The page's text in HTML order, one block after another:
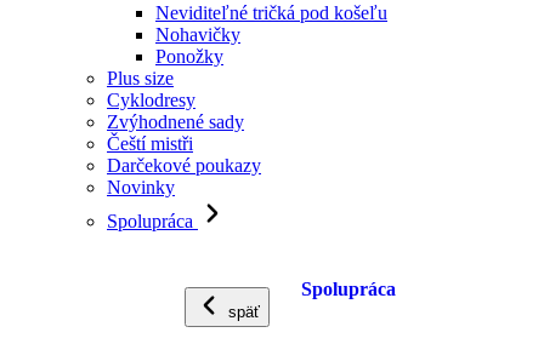
Neviditeľné tričká pod košeľu
Nohavičky
Ponožky
Plus size
Cyklodresy
Zvýhodnené sady
Čeští mistři
Darčekové poukazy
Novinky
Spolupráca
späť
Spolupráca